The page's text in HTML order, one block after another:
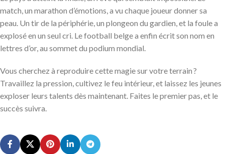
match, un marathon d’émotions, a vu chaque joueur donner sa
peau. Un tir de la périphérie, un plongeon du gardien, et la foule a
explosé en un seul cri. Le football belge a enfin écrit son nom en
lettres d’or, au sommet du podium mondial.
Vous cherchez à reproduire cette magie sur votre terrain ?
Travaillez la pression, cultivez le feu intérieur, et laissez les jeunes
exploser leurs talents dès maintenant. Faites le premier pas, et le
succès suivra.